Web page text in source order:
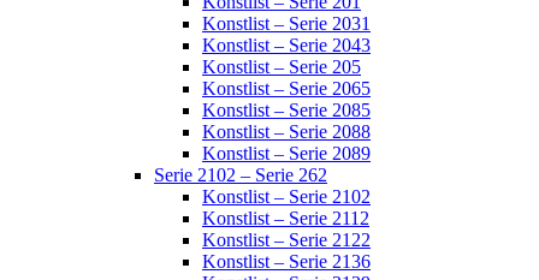
Konstlist – Serie 2031
Konstlist – Serie 2043
Konstlist – Serie 205
Konstlist – Serie 2065
Konstlist – Serie 2085
Konstlist – Serie 2088
Konstlist – Serie 2089
Serie 2102 – Serie 262
Konstlist – Serie 2102
Konstlist – Serie 2112
Konstlist – Serie 2122
Konstlist – Serie 2136